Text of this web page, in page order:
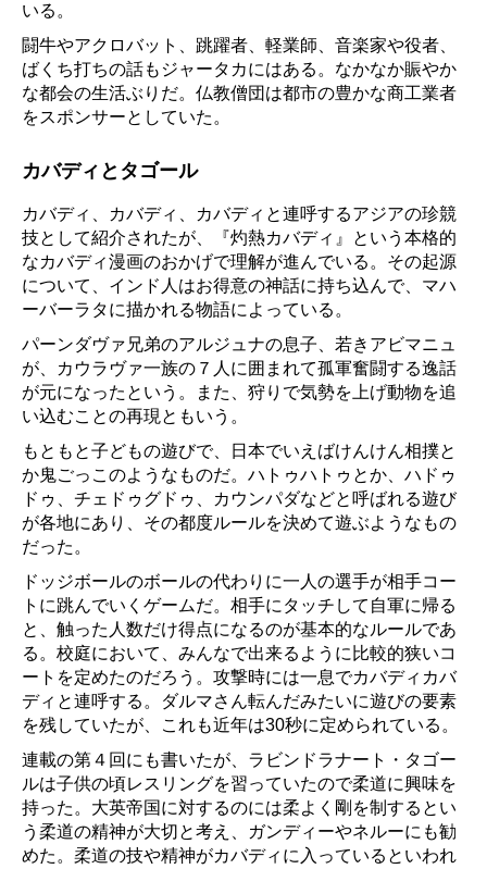
いる。
闘牛やアクロバット、跳躍者、軽業師、音楽家や役者、
ばくち打ちの話もジャータカにはある。なかなか賑やか
な都会の生活ぶりだ。仏教僧団は都市の豊かな商工業者
をスポンサーとしていた。
カバディとタゴール
カバディ、カバディ、カバディと連呼するアジアの珍競
技として紹介されたが、『灼熱カバディ』という本格的
なカバディ漫画のおかげで理解が進んでいる。その起源
について、インド人はお得意の神話に持ち込んで、マハ
ーバーラタに描かれる物語によっている。
パーンダヴァ兄弟のアルジュナの息子、若きアビマニュ
が、カウラヴァ一族の７人に囲まれて孤軍奮闘する逸話
が元になったという。また、狩りで気勢を上げ動物を追
い込むことの再現ともいう。
もともと子どもの遊びで、日本でいえばけんけん相撲と
か鬼ごっこのようなものだ。ハトゥハトゥとか、ハドゥ
ドゥ、チェドゥグドゥ、カウンパダなどと呼ばれる遊び
が各地にあり、その都度ルールを決めて遊ぶようなもの
だった。
ドッジボールのボールの代わりに一人の選手が相手コー
トに跳んでいくゲームだ。相手にタッチして自軍に帰る
と、触った人数だけ得点になるのが基本的なルールであ
る。校庭において、みんなで出来るように比較的狭いコ
ートを定めたのだろう。攻撃時には一息でカバディカバ
ディと連呼する。ダルマさん転んだみたいに遊びの要素
を残していたが、これも近年は30秒に定められている。
連載の第４回にも書いたが、ラビンドラナート・タゴー
ルは子供の頃レスリングを習っていたので柔道に興味を
持った。大英帝国に対するのには柔よく剛を制するとい
う柔道の精神が大切と考え、ガンディーやネルーにも勧
めた。柔道の技や精神がカバディに入っているといわれ